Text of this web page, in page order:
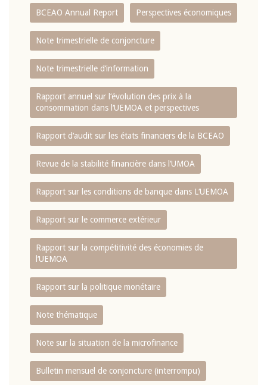
BCEAO Annual Report Perspectives économiques
Note trimestrielle de conjoncture
Note trimestrielle d‘information
Rapport annuel sur l‘évolution des prix à la
consommation dans l‘UEMOA et perspectives
Rapport d‘audit sur les états financiers de la BCEAO
Revue de la stabilité financière dans l‘UMOA
Rapport sur les conditions de banque dans L‘UEMOA
Rapport sur le commerce extérieur
Rapport sur la compétitivité des économies de
l‘UEMOA
Rapport sur la politique monétaire
Note thématique
Note sur la situation de la microfinance
Bulletin mensuel de conjoncture (interrompu)